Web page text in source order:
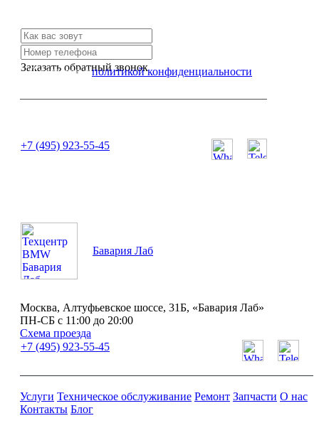
Заказать обратный звонок
Я согласен сполитикой конфиденциальности
+7 (495) 923-55-45
Бавария Лаб
Москва, Алтуфьевское шоссе, 31Б, «Бавария Лаб»
ПН-СБ с 11:00 до 20:00
Схема проезда
+7 (495) 923-55-45
Услуги Техническое обслуживание Ремонт Запчасти О нас
Контакты Блог